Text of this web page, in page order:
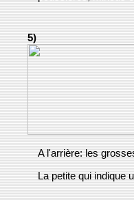
5)
A l'arrière: les
La petite qui indique